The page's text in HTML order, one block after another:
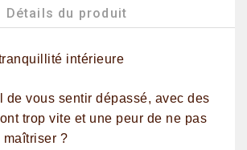
Détails du produit
intérieure
de vous sentir dépassé, avec des
trop vite et une peur de ne pas
maîtriser ?